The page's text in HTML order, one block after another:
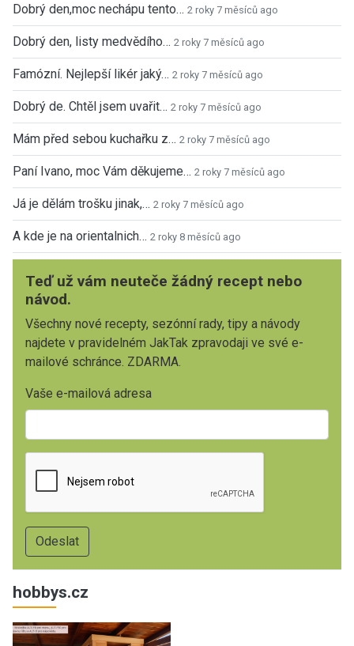
Dobrý den,moc nechápu tento… 2 roky 7 měsíců ago
Dobrý den, listy medvědího… 2 roky 7 měsíců ago
Famózní. Nejlepší likér jaký… 2 roky 7 měsíců ago
Dobrý de. Chtěl jsem uvařit… 2 roky 7 měsíců ago
Mám před sebou kuchařku z… 2 roky 7 měsíců ago
Paní Ivano, moc Vám děkujeme… 2 roky 7 měsíců ago
Já je dělám trošku jinak,… 2 roky 7 měsíců ago
A kde je na orientalnich… 2 roky 8 měsíců ago
Teď už vám neuteče žádný recept nebo
návod.
Všechny nové recepty, sezónní rady, tipy a návody
najdete v pravidelném JakTak zpravodaji ve své e-
mailové schránce. ZDARMA.
Vaše e-mailová adresa
hobbys.cz